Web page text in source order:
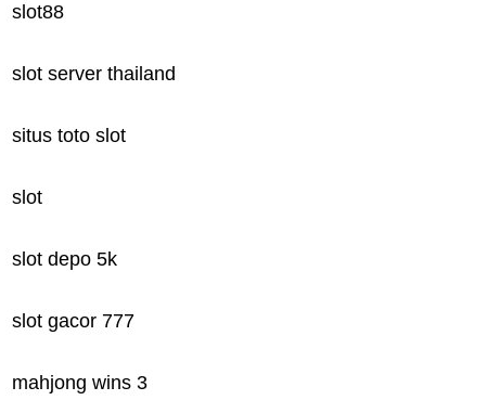
slot88
slot server thailand
situs toto slot
slot
slot depo 5k
slot gacor 777
mahjong wins 3